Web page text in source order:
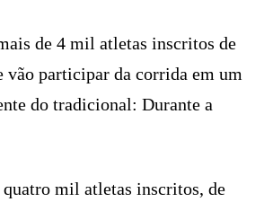
de 4 mil atletas inscritos de
vão participar da corrida em um
do tradicional: Durante a
mil atletas inscritos, de